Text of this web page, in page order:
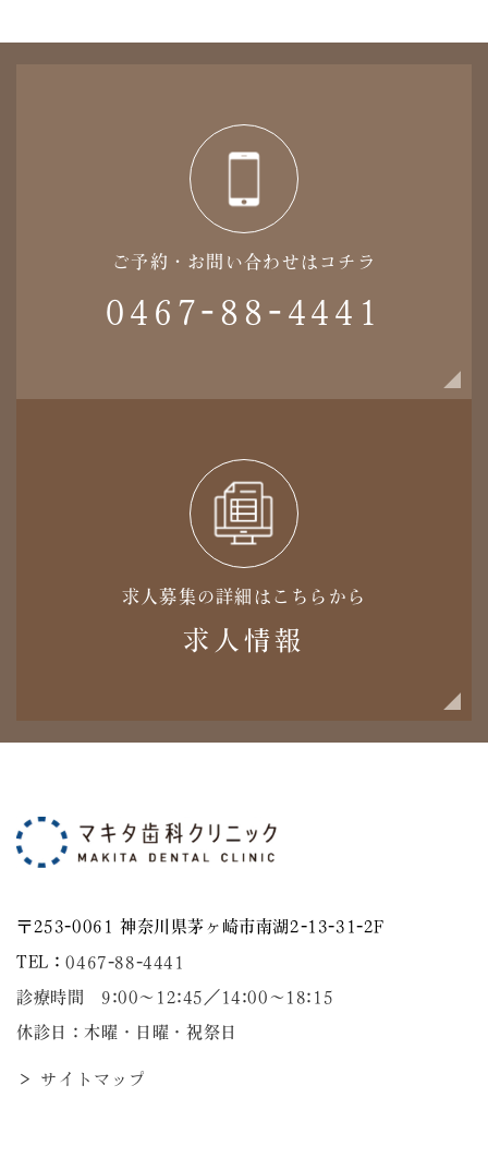
ご予約・お問い合わせはコチラ
0467-88-4441
求人募集の詳細はこちらから
求人情報
〒253-0061 神奈川県茅ヶ崎市南湖2-13-31-2F
TEL：0467-88-4441
診療時間 9:00～12:45／14:00〜18:15
休診日：木曜・日曜・祝祭日
＞ サイトマップ